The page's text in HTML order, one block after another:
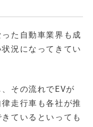
た自動車業界も成
況になってきてい
その流れでEVが
走行車も各社が推
ているといっても